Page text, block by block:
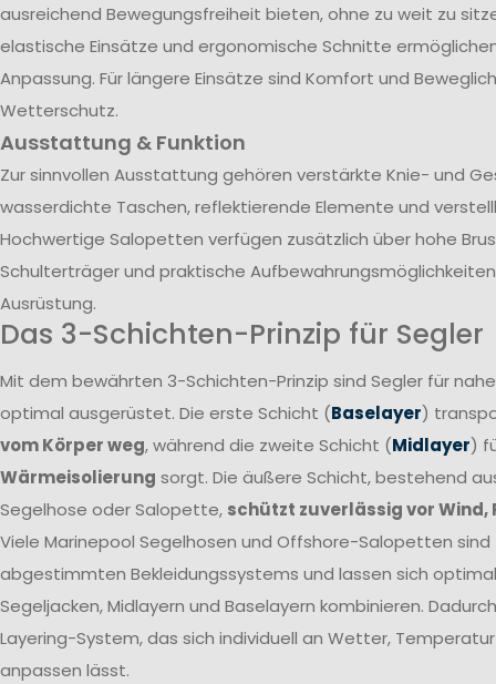
ausreichend Bewegungsfreiheit bieten, ohne zu weit zu
elastische Einsätze und ergonomische Schnitte
Anpassung. Für längere Einsätze sind Komfort und
Wetterschutz.
Ausstattung & Funktion
Zur sinnvollen Ausstattung gehören verstärkte Knie- und
wasserdichte Taschen, reflektierende Elemente und
Hochwertige Salopetten verfügen zusätzlich über hohe
Schulterträger und praktische
Ausrüstung.
Das 3-Schichten-Prinzip für Segler
Mit dem bewährten 3-Schichten-Prinzip sind Segler für
optimal ausgerüstet. Die erste Schicht (Baselayer)
vom Körper weg, während die zweite Schicht (Midlayer)
Wärmeisolierung sorgt. Die äußere Schicht, bestehend
Segelhose oder Salopette, schützt zuverlässig vor Wind,
Viele Marinepool Segelhosen und Offshore-Salopetten sind
abgestimmten Bekleidungssystems und lassen sich
Segeljacken, Midlayern und Baselayern kombinieren.
Layering-System, das sich individuell an Wetter,
anpassen lässt.